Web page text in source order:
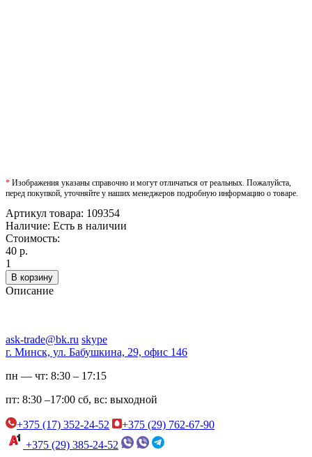
* Изображения указаны справочно и могут отличаться от реальных. Пожалуйста,
перед покупкой, уточняйте у наших менеджеров подробную информацию о товаре.
Артикул товара: 109354
Наличие: Есть в наличии
Стоимость:
40 р.
1
В корзину
Описание
ask-trade@bk.ru skype
г. Минск, ул. Бабушкина, 29, офис 146
пн — чт: 8:30 – 17:15
пт: 8:30 –17:00 сб, вс: выходной
+375 (17) 352-24-52
+375 (29) 762-67-90
+375 (29) 385-24-52